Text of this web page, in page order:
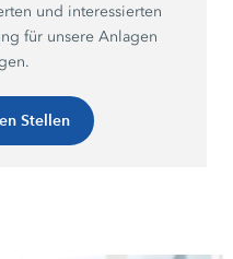
und interessierten
für unsere Anlagen
Stellen